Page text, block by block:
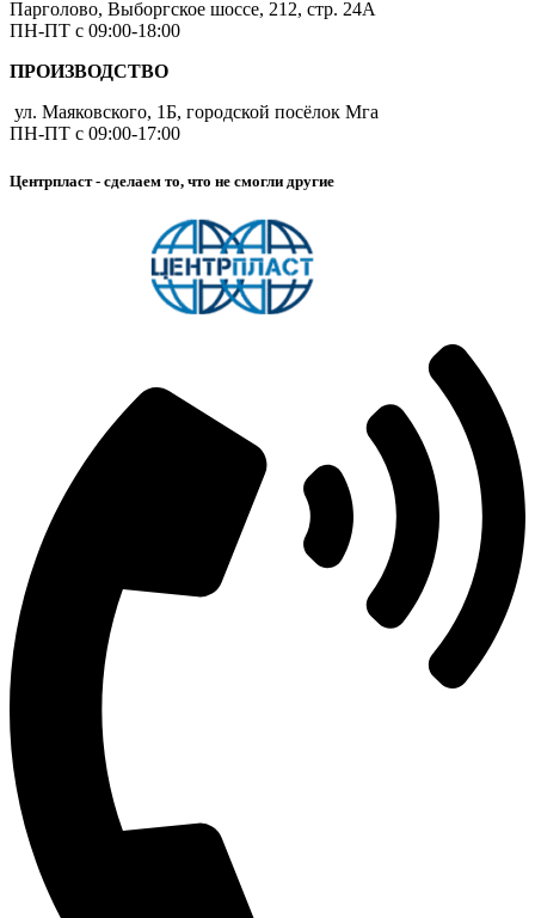
Парголово, Выборгское шоссе, 212, стр. 24А
ПН-ПТ с 09:00-18:00
ПРОИЗВОДСТВО
ул. Маяковского, 1Б, городской посёлок Мга
ПН-ПТ с 09:00-17:00
Центрпласт - сделаем то, что не смогли другие